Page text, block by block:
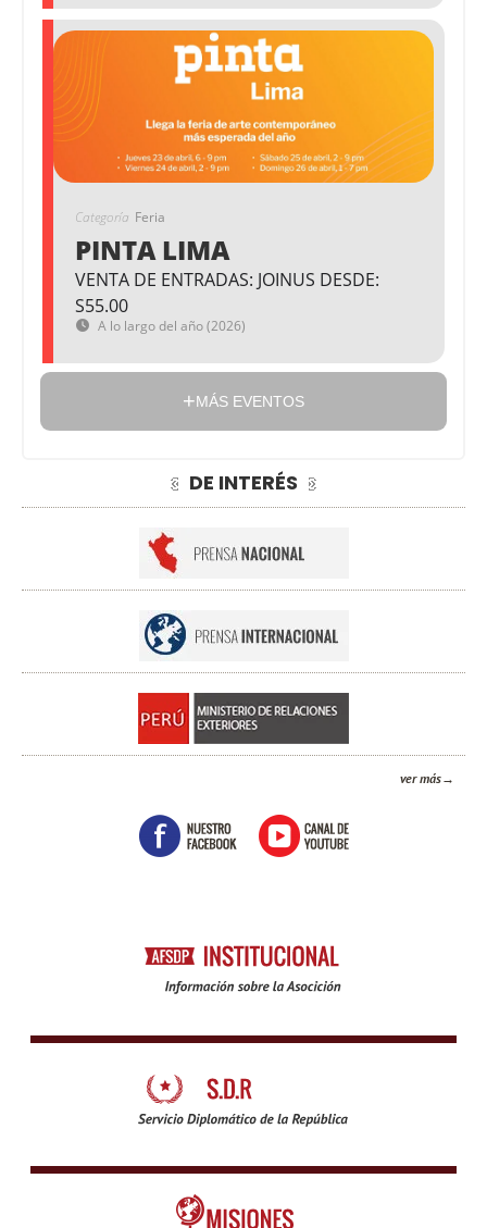
Categoría Feria
PINTA LIMA
VENTA DE ENTRADAS: JOINUS DESDE:
S55.00
A lo largo del año (2026)
MÁS EVENTOS
DE INTERÉS
ver más